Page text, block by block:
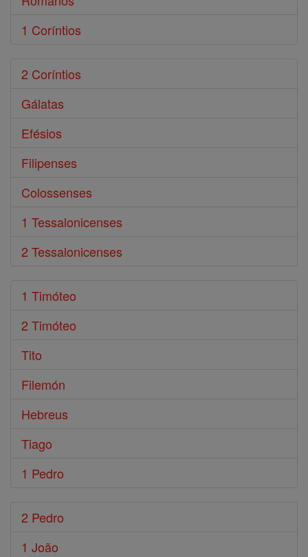
1 Coríntios
2 Coríntios
Gálatas
Efésios
Filipenses
Colossenses
1 Tessalonicenses
2 Tessalonicenses
1 Timóteo
2 Timóteo
Tito
Filemón
Hebreus
Tiago
1 Pedro
2 Pedro
1 João